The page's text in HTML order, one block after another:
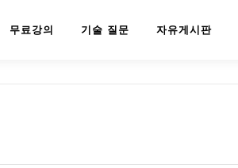
무료강의 기술 질문 자유게시판